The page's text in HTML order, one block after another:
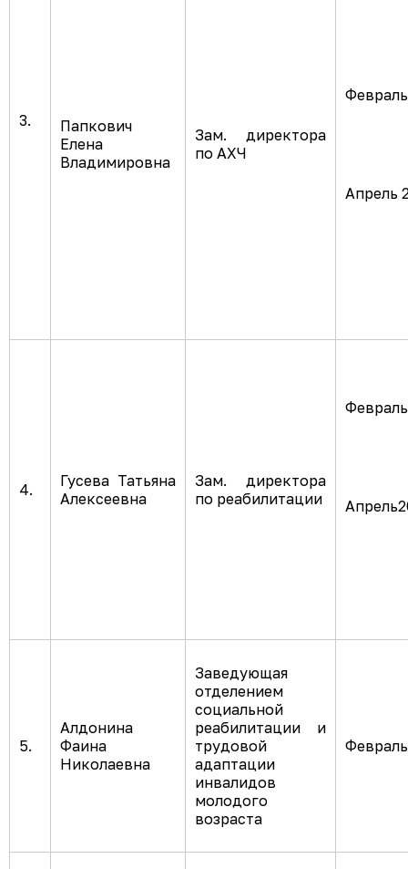
3.
Папкович
Елена
Владимировна
Зам. директора
по АХЧ
Апрель
4.
Гусева Татьяна
Алексеевна
Зам. директора
по реабилитации
5.
Алдонина
Фаина
Николаевна
Заведующая
отделением
социальной
реабилитации и
трудовой
адаптации
инвалидов
молодого
возраста